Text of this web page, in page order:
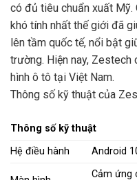
có đủ tiêu chuẩn xuất Mỹ.
khó tính nhất thế giới đã
lên tầm quốc tế, nổi bật
trường. Hiện nay, Zestech
hình ô tô tại Việt Nam.
Thông số kỹ thuật của
Thông số kỹ thuật
Hệ điều hành
Android
Cảm ứng